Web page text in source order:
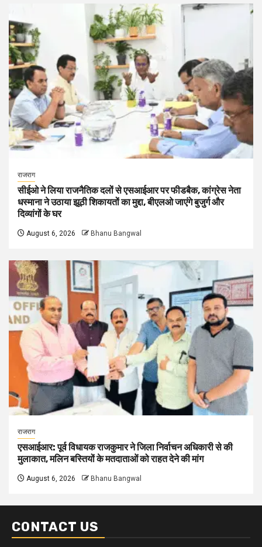
राजराग
सीईओ ने लिया राजनैतिक दलों से एसआईआर पर फीडबैक, कांग्रेस नेता
धस्माना ने उठाया झूठी शिकायतों का मुद्दा, बीएलओ जाएंगे बुजुर्ग और
दिव्यांगों के घर
August 6, 2026 Bhanu Bangwal
राजराग
एसआईआर: पूर्व विधायक राजकुमार ने जिला निर्वाचन अधिकारी से की
मुलाकात, मलिन बस्तियों के मतदाताओं को राहत देने की मांग
August 6, 2026 Bhanu Bangwal
CONTACT US